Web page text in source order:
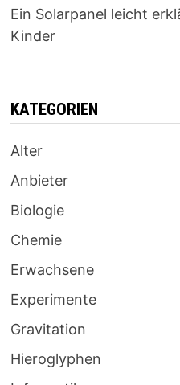
Ein Solarpanel leicht
Kinder
KATEGORIEN
Alter
Anbieter
Biologie
Chemie
Erwachsene
Experimente
Gravitation
Hieroglyphen